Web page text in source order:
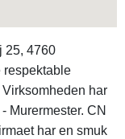
25, 4760
respektable
har
Murermester. CN
har en smuk